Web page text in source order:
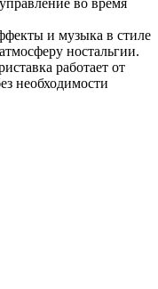
и музыка в стиле
ностальгии.
работает от
необходимости